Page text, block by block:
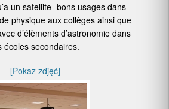
un satellite- bons usages dans
physique aux collèges ainsi que
d’élèments d’astronomie dans
écoles secondaires.
[Pokaz zdjęć]